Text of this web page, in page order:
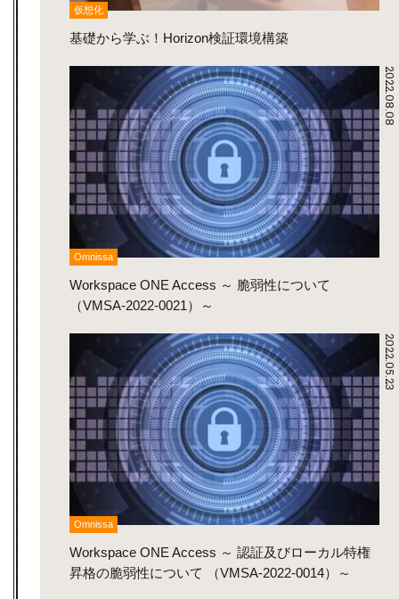
仮想化
基礎から学ぶ！Horizon検証環境構築
2022.08.08
Omnissa
Workspace ONE Access ～ 脆弱性について
（VMSA-2022-0021）～
2022.05.23
Omnissa
Workspace ONE Access ～ 認証及びローカル特権
昇格の脆弱性について （VMSA-2022-0014）～